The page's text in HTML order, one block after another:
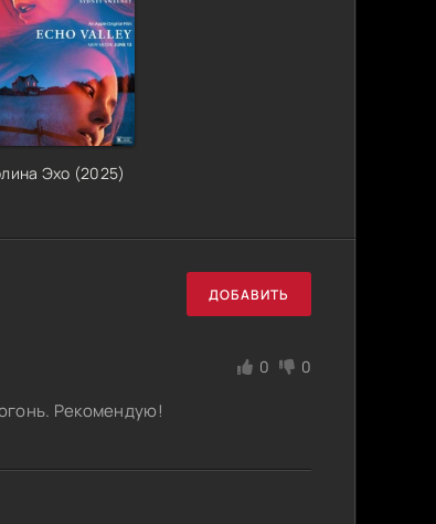
Эхо (2025)
ДОБАВИТЬ
0 0
Рекомендую!